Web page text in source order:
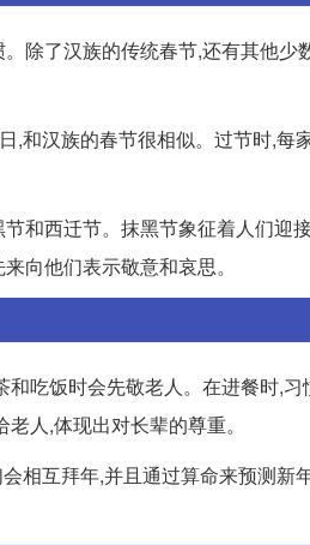
除了汉族的传统春节,还有其他少
,和汉族的春节很相似。过节时,每
和西迁节。抹黑节象征着人们迎
向他们表示敬意和哀思。
吃饭时会先敬老人。在进餐时,
人,体现出对长辈的尊重。
相互拜年,并且通过算命来预测新